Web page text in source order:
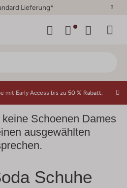
Rückgaberecht
mit Early Access bis zu 50 % Rabatt.
Schoenen Dames
ausgewählten
Schuhe